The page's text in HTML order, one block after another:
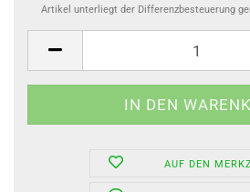
Artikel unterliegt der Differenzbesteuerung
AUF DEN